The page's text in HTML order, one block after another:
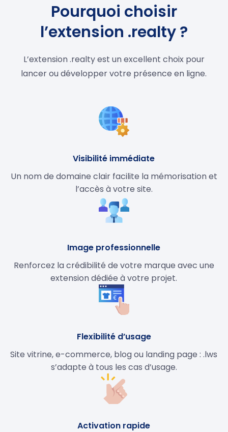
Pourquoi choisir
l’extension .realty ?
L’extension .realty est un excellent choix pour
lancer ou développer votre présence en ligne.
Visibilité immédiate
Un nom de domaine clair facilite la mémorisation et
l’accès à votre site.
Image professionnelle
Renforcez la crédibilité de votre marque avec une
extension dédiée à votre projet.
Flexibilité d’usage
Site vitrine, e-commerce, blog ou landing page : .lws
s’adapte à tous les cas d’usage.
Activation rapide